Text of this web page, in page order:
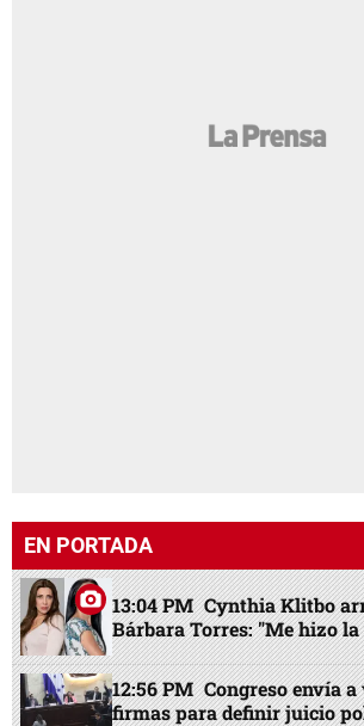
EN PORTADA
13:04 PM Cynthia Klitbo
Bárbara Torres: "Me hizo
12:56 PM Congreso envía
firmas para definir juicio